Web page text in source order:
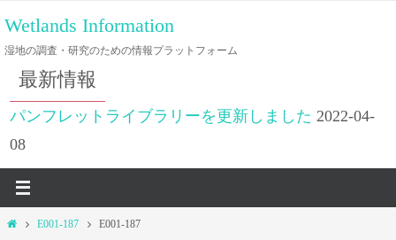
ン
テ
ツ
ス
プ
Wetlands Information
湿地の調査・研究のための情報プラットフォーム
最新情報
パンフレットライブラリーを更新しました 2022-04-
08
ホ
E001-187 E001-187